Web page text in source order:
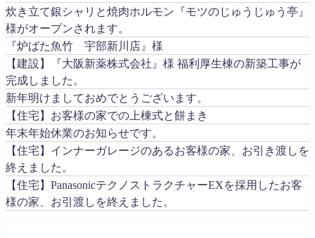
炊き立て銀シャリと焼肉ホルモン『モツのじゅうじゅう亭』
様がオープンされます。
『炉ばた魚竹 宇部新川店』様
【建設】『大阪新薬株式会社』様 福利厚生棟の新築工事が
完成しました。
新年明けましておめでとうございます。
【住宅】お客様の家での上棟式と餅まき
年末年始休業のお知らせです。
【住宅】インナーガレージのあるお客様の家、お引き渡しを
終えました。
【住宅】PanasonicテクノストラクチャーEXを採用したお客
様の家、お引渡しを終えました。